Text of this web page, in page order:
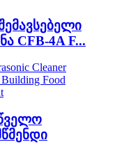
CFB-4A F...